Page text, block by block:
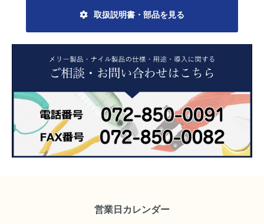
取扱説明書・部品を見る
営業日カレンダー